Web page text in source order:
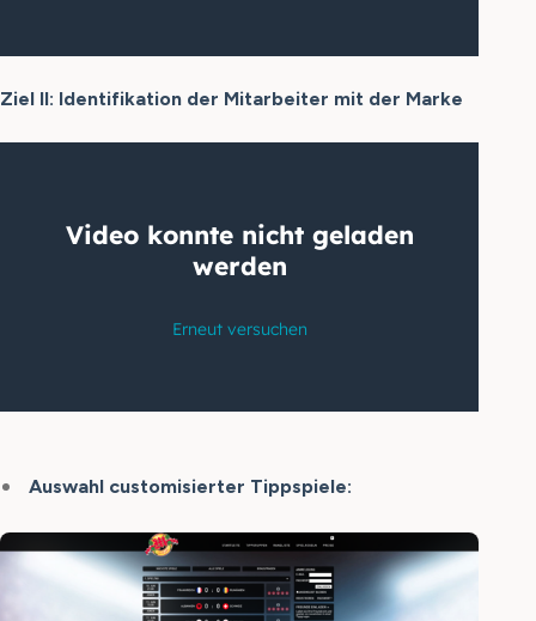
Ziel II: Identifikation der Mitarbeiter mit der Marke
Auswahl customisierter Tippspiele: